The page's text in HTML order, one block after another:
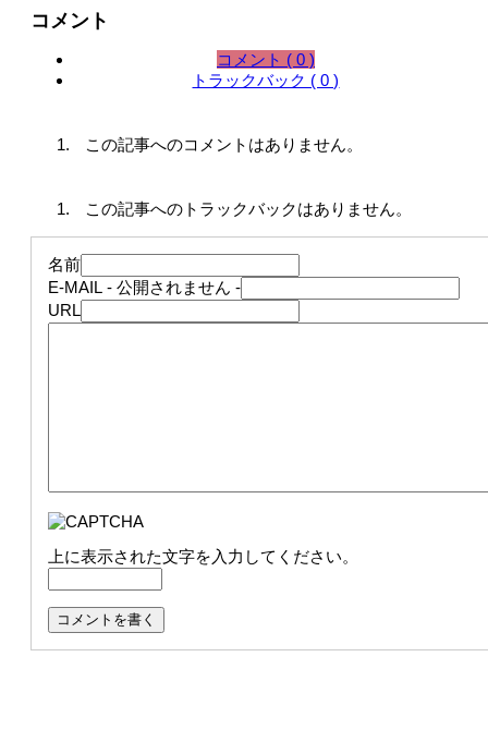
コメント
コメント ( 0 )
トラックバック ( 0 )
この記事へのコメントはありません。
この記事へのトラックバックはありません。
名前
E-MAIL - 公開されません -
URL
上に表示された文字を入力してください。